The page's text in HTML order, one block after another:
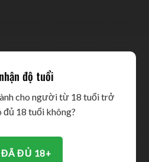
độ tuổi
cho người từ 18 tuổi trở
đủ 18 tuổi không?
ĐÃ ĐỦ 18+